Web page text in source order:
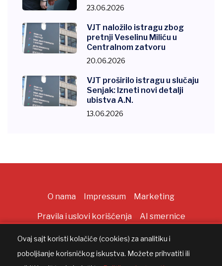
23.06.2026
VJT naložilo istragu zbog
pretnji Veselinu Miliću u
Centralnom zatvoru
20.06.2026
VJT proširilo istragu u slučaju
Senjak: Izneti novi detalji
ubistva A.N.
13.06.2026
O nama Impressum Marketing
Pravila i uslovi korišćenja AI smernice
Ovaj sajt koristi kolačiće (cookies) za analitiku i
poboljšanje korisničkog iskustva. Možete prihvatiti ili